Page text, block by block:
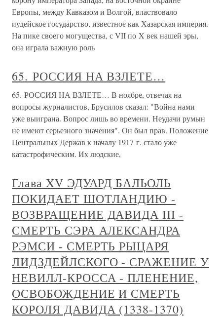
Европы, между Кавказом и Волгой, властвовало
иудейское государство, известное как Хазарская империя.
На пике своего могущества, с VII по X век нашей эры,
она играла важную роль
65. РОССИЯ НА ВЗЛЕТЕ…
65. РОССИЯ НА ВЗЛЕТЕ… В ноябре, отвечая на
вопросы журналистов, Брусилов сказал: "Война нами
уже выиграна. Вопрос лишь во времени. Неудачи румын
не имеют серьезного значения". Он был прав. Положение
Центральных Держав к началу 1917 г. стало уже
катастрофическим. Их людские,
Глава XV ЭДУАРД БАЛЬОЛЬ
ПОКИДАЕТ ШОТЛАНДИЮ -
ВОЗВРАЩЕНИЕ ДАВИДА III -
СМЕРТЬ СЭРА АЛЕКСАНДРА
РЭМСИ - СМЕРТЬ РЫЦАРЯ
ЛИДЗДЕЙЛСКОГО - СРАЖЕНИЕ У
НЕВИЛЛ-КРОССА - ПЛЕНЕНИЕ,
ОСВОБОЖДЕНИЕ И СМЕРТЬ
КОРОЛЯ ДАВИДА (1338-1370)